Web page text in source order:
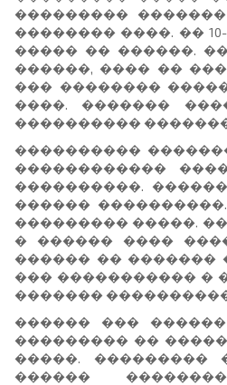
���������
�������� ����. ��
����� �� ������.
������, ���� ��
��� ��������
����. �������
����������
����������
������������
����������.
������ ����������.
��������� �����.
� ������ ����
������ �� �������
��� ����������� �
������� ����������
������ ���
��������� ��
�����. ���������
������